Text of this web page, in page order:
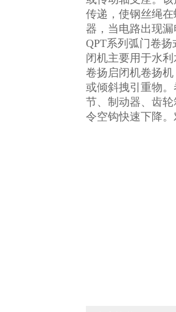
传递，使钢丝绳
器，当电路出现
QPT系列弧门卷
闭机主要用于水
卷扬启闭机卷扬
或倾斜拽引重物
节、制动器、齿
令空钩快速下降